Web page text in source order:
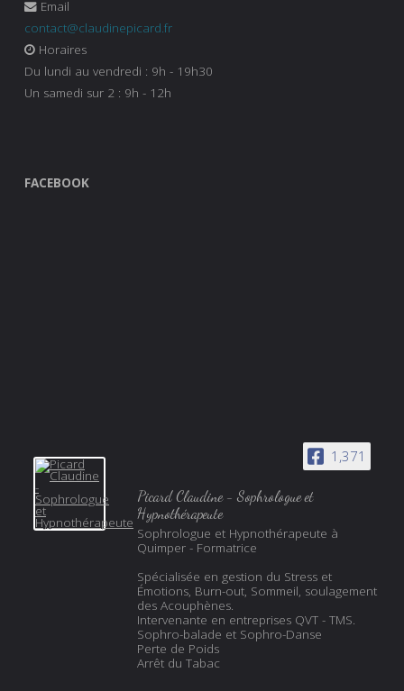
Email
contact@claudinepicard.fr
Horaires
Du lundi au vendredi : 9h - 19h30
Un samedi sur 2 : 9h - 12h
FACEBOOK
1,371
Picard Claudine - Sophrologue et
Hypnothérapeute
Sophrologue et Hypnothérapeute à
Quimper - Formatrice
Spécialisée en gestion du Stress et
Émotions, Burn-out, Sommeil, soulagement
des Acouphènes.
Intervenante en entreprises QVT - TMS.
Sophro-balade et Sophro-Danse
Perte de Poids
Arrêt du Tabac